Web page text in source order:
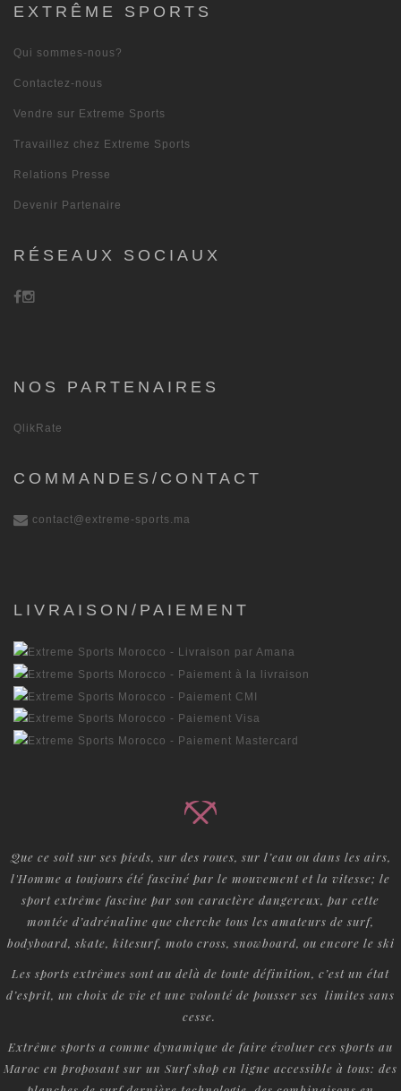
EXTRÊME SPORTS
Qui sommes-nous?
Contactez-nous
Vendre sur Extreme Sports
Travaillez chez Extreme Sports
Relations Presse
Devenir Partenaire
RÉSEAUX SOCIAUX
NOS PARTENAIRES
QlikRate
COMMANDES/CONTACT
contact@extreme-sports.ma
LIVRAISON/PAIEMENT
Que ce soit sur ses pieds, sur des roues, sur l’eau ou dans les airs,
l'Homme a toujours été fasciné par le mouvement et la vitesse; le
sport extrême fascine par son caractère dangereux, par cette
montée d’adrénaline que cherche tous les amateurs de surf,
bodyboard, skate, kitesurf, moto cross, snowboard, ou encore le ski
Les sports extrêmes sont au delà de toute définition, c’est un état
d’esprit, un choix de vie et une volonté de pousser ses limites sans
cesse.
Extrême sports a comme dynamique de faire évoluer ces sports au
Maroc en proposant sur un Surf shop en ligne accessible à tous: des